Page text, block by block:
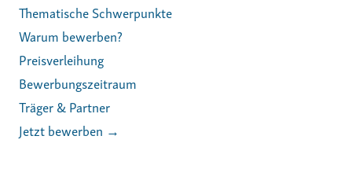
Thematische Schwerpunkte
Warum bewerben?
Preisverleihung
Bewerbungszeitraum
Träger & Partner
Jetzt bewerben →